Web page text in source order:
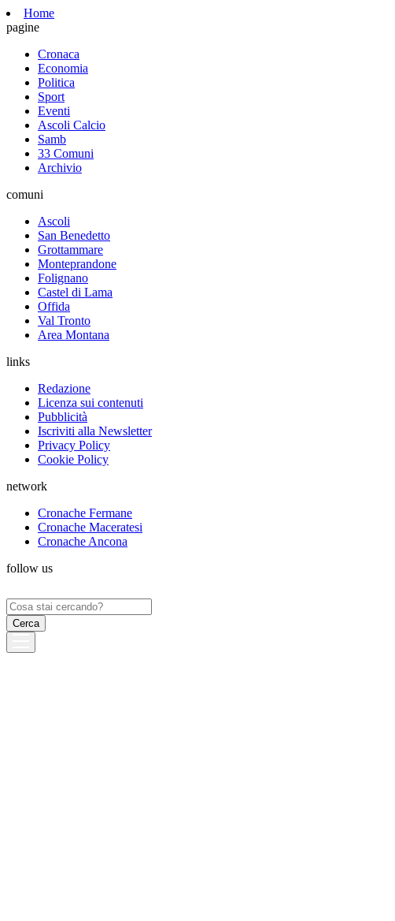
Home
pagine
Cronaca
Economia
Politica
Sport
Eventi
Ascoli Calcio
Samb
33 Comuni
Archivio
comuni
Ascoli
San Benedetto
Grottammare
Monteprandone
Folignano
Castel di Lama
Offida
Val Tronto
Area Montana
links
Redazione
Licenza sui contenuti
Pubblicità
Iscriviti alla Newsletter
Privacy Policy
Cookie Policy
network
Cronache Fermane
Cronache Maceratesi
Cronache Ancona
follow us
Ricerca
per: